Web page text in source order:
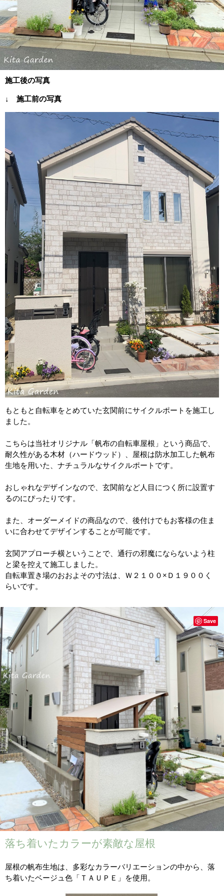
施工後の写真
↓ 施工前の写真
もともと自転車をとめていた玄関前にサイクルポートを施工し
ました。
こちらは当社オリジナル「帆布の自転車屋根」という商品で、
耐久性がある木材（ハードウッド）、屋根は防水加工した帆布
生地を用いた、ナチュラルなサイクルポートです。
おしゃれなデザインなので、玄関前など人目につく所に設置す
るのにぴったりです。
また、オーダーメイドの商品なので、後付けでもお客様の住ま
いに合わせてデザインすることが可能です。
玄関アプローチ横ということで、通行の邪魔にならないよう柱
と梁を控えて施工しました。
自転車置き場のおおよその寸法は、Ｗ２１００×Ｄ１９００く
らいです。
落ち着いたカラーが素敵な屋根
屋根の帆布生地は、多彩なカラーバリエーションの中から、 落
ち着いたベージュ色「ＴＡＵＰＥ」を使用。
Save